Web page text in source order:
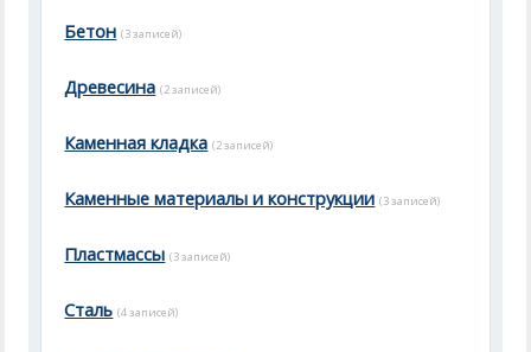
Бетон (3 записей)
Древесина (2 записей)
Каменная кладка (2 записей)
Каменные материалы и конструкции (3 записей)
Пластмассы (3 записей)
Cталь (4 записей)